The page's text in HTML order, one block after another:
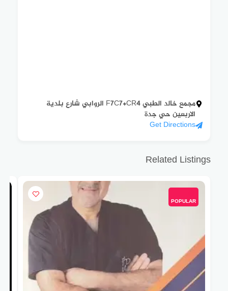
مجمع خالد الطبي F7C7+CR4 الروابي شارع بلدية
الاربعين حي جدة
Get Directions
Related Listings
POPULAR